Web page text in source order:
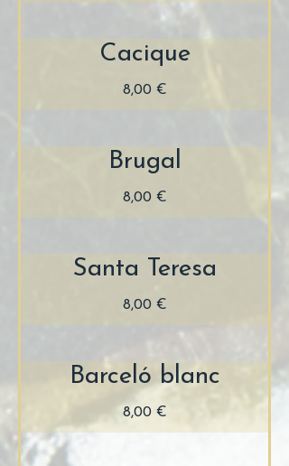
Cacique
8,00 €
Brugal
8,00 €
Santa Teresa
8,00 €
Barceló blanc
8,00 €